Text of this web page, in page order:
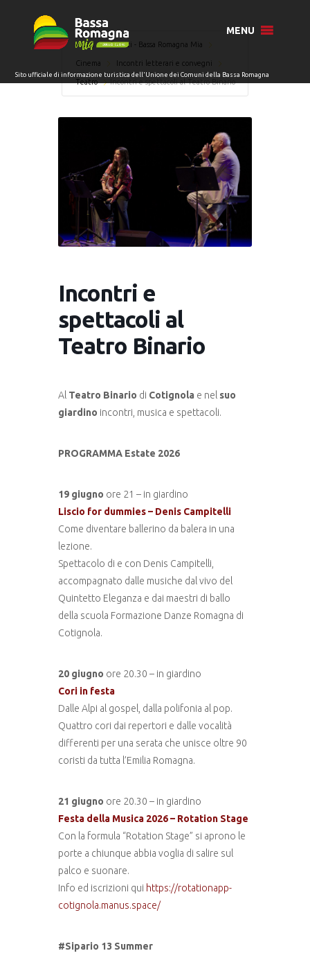
MENU
Home Eventi - Bassa Romagna Mia
Cinema Incontri letterari e convegni
Teatro Incontri e spettacoli al Teatro Binario
Incontri e
spettacoli al
Teatro Binario
Al Teatro Binario di Cotignola e nel suo
giardino incontri, musica e spettacoli.
PROGRAMMA Estate 2026
19 giugno ore 21 – in giardino
Liscio for dummies – Denis Campitelli
Come diventare ballerino da balera in una
lezione.
Spettacolo di e con Denis Campitelli,
accompagnato dalle musiche dal vivo del
Quintetto Eleganza e dai maestri di ballo
della scuola Formazione Danze Romagna di
Cotignola.
20 giugno ore 20.30 – in giardino
Cori in festa
Dalle Alpi al gospel, dalla polifonia al pop.
Quattro cori dai repertori e dalle vocalità
differenti per una serata che unisce oltre 90
coristi da tutta l’Emilia Romagna.
21 giugno ore 20.30 – in giardino
Festa della Musica 2026 – Rotation Stage
Con la formula “Rotation Stage” si aprono le
porte a chiunque abbia voglia di salire sul
palco e suonare.
Info ed iscrizioni qui https://rotationapp-
cotignola.manus.space/
#Sipario 13 Summer